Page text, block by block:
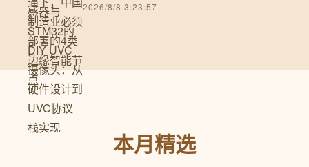
2026/8/8 3:23:57
本月精选